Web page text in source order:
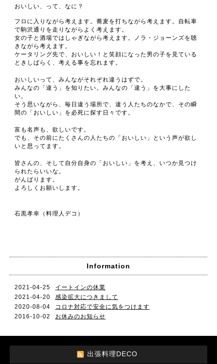
おいしい、って、なに？
フロに入りながら考えます。蕎麦を打ちながら考えます。自転車
で駒沢通りを走りながらよく考えます。
女の子と酒場ではしゃぎながら考えます。ノラ・ジョーンズを聴
きながら考えます。
ケータリング先で、おいしい！と笑顔になった男の子を見ている
ときしばらく、考える事を忘れます。
おいしいって、みんながそれぞれ違うはずで。
みんなの「違う」を知りたい。みんなの「違う」を大事にした
い。
そう思いながら、毎日違う場所で、違う人たちのなかで、その瞬
間の「おいしい」を必死に探す日々です。
富も名声も、欲しいです。
でも、その前にたくさんの人たちの「おいしい」という声が欲し
いと思ってます。
皆さんの、そして自分自身の「おいしい」を考え、いつか見つけ
られたらいいな。
がんばります。
よろしくお願いします。
石黒孝幸（料理人デコ）
Information
2021-04-25
イートインの休業
2021-04-20
感染拡大につきまして
2020-08-04
コロナ対応で安全に気をつけます
2016-10-02
お休みのお知らせ
出張料理DECO